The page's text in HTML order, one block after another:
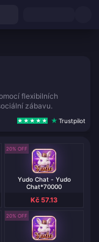
flexibilních
zábavu.
Trustpilot
20% OFF
Yudo Chat - Yudo
Chat*70000
Kč 57.13
20% OFF